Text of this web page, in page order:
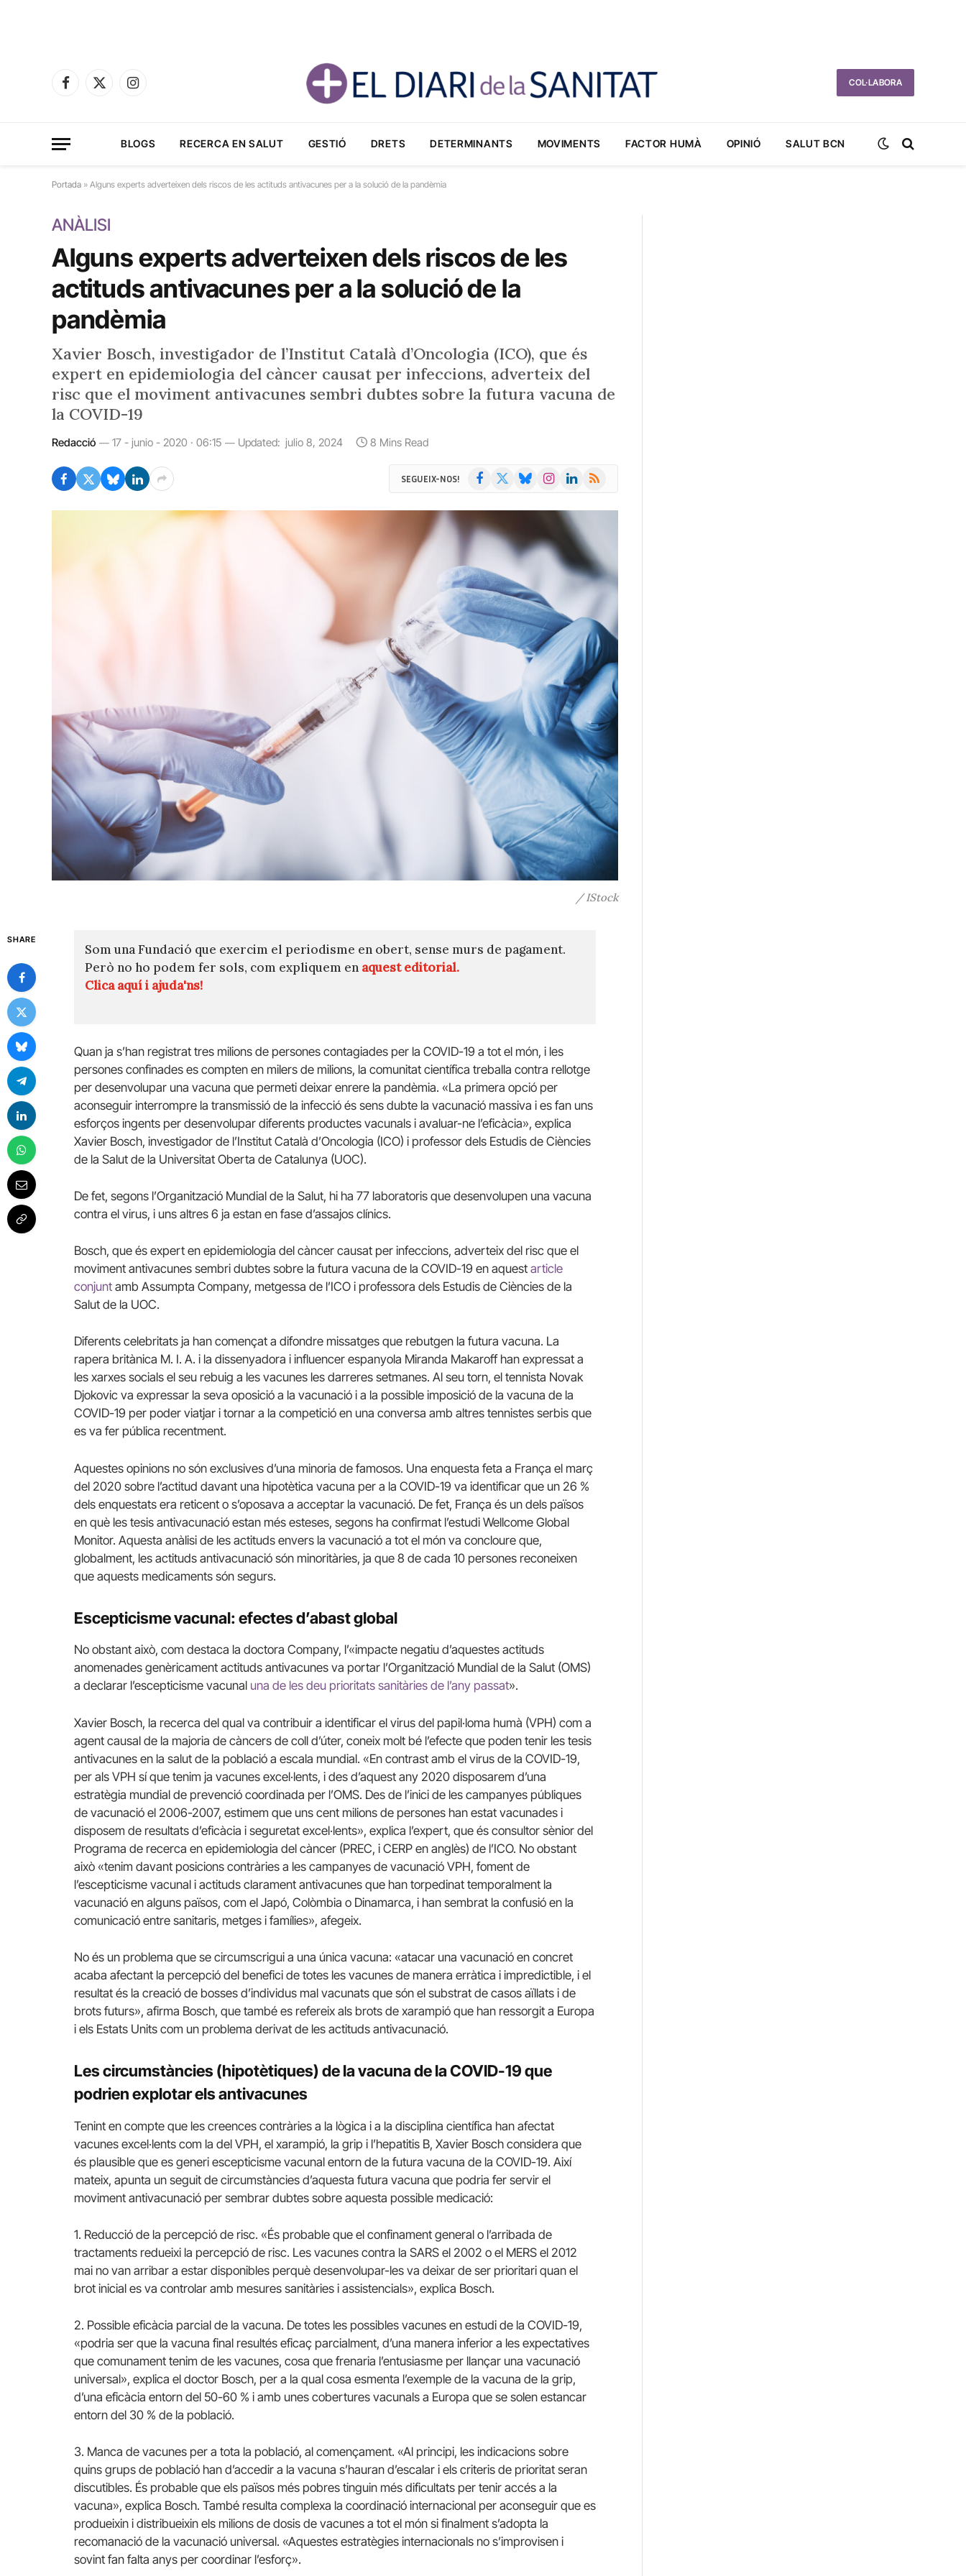
Facebook
X
Instagram
COL·LABORA
BLOGS RECERCA EN SALUT GESTIÓ DRETS DETERMINANTS MOVIMENTS FACTOR HUMÀ OPINIÓ SALUT BCN
Portada » Alguns experts adverteixen dels riscos de les actituds antivacunes per a la solució de la pandèmia
ANÀLISI
Alguns experts adverteixen dels riscos de les
actituds antivacunes per a la solució de la
pandèmia
Xavier Bosch, investigador de l’Institut Català d’Oncologia (ICO), que és
expert en epidemiologia del càncer causat per infeccions, adverteix del
risc que el moviment antivacunes sembri dubtes sobre la futura vacuna de
la COVID-19
Redacció 17 - junio - 2020 · 06:15 Updated: julio 8, 2024 8 Mins Read
SEGUEIX-NOS! Facebook BlueskyInstagramLinkedIn
RSS
/ IStock
SHARE
Som una Fundació que exercim el periodisme en obert, sense murs de pagament.
Però no ho podem fer sols, com expliquem en aquest editorial.
Clica aquí i ajuda'ns!
Quan ja s’han registrat tres milions de persones contagiades per la COVID-19 a tot el món, i les
persones confinades es compten en milers de milions, la comunitat científica treballa contra rellotge
per desenvolupar una vacuna que permeti deixar enrere la pandèmia. «La primera opció per
aconseguir interrompre la transmissió de la infecció és sens dubte la vacunació massiva i es fan uns
esforços ingents per desenvolupar diferents productes vacunals i avaluar-ne l’eficàcia», explica
Xavier Bosch, investigador de l’Institut Català d’Oncologia (ICO) i professor dels Estudis de Ciències
de la Salut de la Universitat Oberta de Catalunya (UOC).
De fet, segons l’Organització Mundial de la Salut, hi ha 77 laboratoris que desenvolupen una vacuna
contra el virus, i uns altres 6 ja estan en fase d’assajos clínics.
Bosch, que és expert en epidemiologia del càncer causat per infeccions, adverteix del risc que el
moviment antivacunes sembri dubtes sobre la futura vacuna de la COVID-19 en aquest article
conjunt amb Assumpta Company, metgessa de l’ICO i professora dels Estudis de Ciències de la
Salut de la UOC.
Diferents celebritats ja han començat a difondre missatges que rebutgen la futura vacuna. La
rapera britànica M. I. A. i la dissenyadora i influencer espanyola Miranda Makaroff han expressat a
les xarxes socials el seu rebuig a les vacunes les darreres setmanes. Al seu torn, el tennista Novak
Djokovic va expressar la seva oposició a la vacunació i a la possible imposició de la vacuna de la
COVID-19 per poder viatjar i tornar a la competició en una conversa amb altres tennistes serbis que
es va fer pública recentment.
Aquestes opinions no són exclusives d’una minoria de famosos. Una enquesta feta a França el març
del 2020 sobre l’actitud davant una hipotètica vacuna per a la COVID-19 va identificar que un 26 %
dels enquestats era reticent o s’oposava a acceptar la vacunació. De fet, França és un dels països
en què les tesis antivacunació estan més esteses, segons ha confirmat l’estudi Wellcome Global
Monitor. Aquesta anàlisi de les actituds envers la vacunació a tot el món va concloure que,
globalment, les actituds antivacunació són minoritàries, ja que 8 de cada 10 persones reconeixen
que aquests medicaments són segurs.
Escepticisme vacunal: efectes d’abast global
No obstant això, com destaca la doctora Company, l’«impacte negatiu d’aquestes actituds
anomenades genèricament actituds antivacunes va portar l’Organització Mundial de la Salut (OMS)
a declarar l’escepticisme vacunal una de les deu prioritats sanitàries de l’any passat».
Xavier Bosch, la recerca del qual va contribuir a identificar el virus del papil·loma humà (VPH) com a
agent causal de la majoria de càncers de coll d’úter, coneix molt bé l’efecte que poden tenir les tesis
antivacunes en la salut de la població a escala mundial. «En contrast amb el virus de la COVID-19,
per als VPH sí que tenim ja vacunes excel·lents, i des d’aquest any 2020 disposarem d’una
estratègia mundial de prevenció coordinada per l’OMS. Des de l’inici de les campanyes públiques
de vacunació el 2006-2007, estimem que uns cent milions de persones han estat vacunades i
disposem de resultats d’eficàcia i seguretat excel·lents», explica l’expert, que és consultor sènior del
Programa de recerca en epidemiologia del càncer (PREC, i CERP en anglès) de l’ICO. No obstant
això «tenim davant posicions contràries a les campanyes de vacunació VPH, foment de
l’escepticisme vacunal i actituds clarament antivacunes que han torpedinat temporalment la
vacunació en alguns països, com el Japó, Colòmbia o Dinamarca, i han sembrat la confusió en la
comunicació entre sanitaris, metges i famílies», afegeix.
No és un problema que se circumscrigui a una única vacuna: «atacar una vacunació en concret
acaba afectant la percepció del benefici de totes les vacunes de manera erràtica i impredictible, i el
resultat és la creació de bosses d’individus mal vacunats que són el substrat de casos aïllats i de
brots futurs», afirma Bosch, que també es refereix als brots de xarampió que han ressorgit a Europa
i els Estats Units com un problema derivat de les actituds antivacunació.
Les circumstàncies (hipotètiques) de la vacuna de la COVID-19 que
podrien explotar els antivacunes
Tenint en compte que les creences contràries a la lògica i a la disciplina científica han afectat
vacunes excel·lents com la del VPH, el xarampió, la grip i l’hepatitis B, Xavier Bosch considera que
és plausible que es generi escepticisme vacunal entorn de la futura vacuna de la COVID-19. Així
mateix, apunta un seguit de circumstàncies d’aquesta futura vacuna que podria fer servir el
moviment antivacunació per sembrar dubtes sobre aquesta possible medicació:
1. Reducció de la percepció de risc. «És probable que el confinament general o l’arribada de
tractaments redueixi la percepció de risc. Les vacunes contra la SARS el 2002 o el MERS el 2012
mai no van arribar a estar disponibles perquè desenvolupar-les va deixar de ser prioritari quan el
brot inicial es va controlar amb mesures sanitàries i assistencials», explica Bosch.
2. Possible eficàcia parcial de la vacuna. De totes les possibles vacunes en estudi de la COVID-19,
«podria ser que la vacuna final resultés eficaç parcialment, d’una manera inferior a les expectatives
que comunament tenim de les vacunes, cosa que frenaria l’entusiasme per llançar una vacunació
universal», explica el doctor Bosch, per a la qual cosa esmenta l’exemple de la vacuna de la grip,
d’una eficàcia entorn del 50-60 % i amb unes cobertures vacunals a Europa que se solen estancar
entorn del 30 % de la població.
3. Manca de vacunes per a tota la població, al començament. «Al principi, les indicacions sobre
quins grups de població han d’accedir a la vacuna s’hauran d’escalar i els criteris de prioritat seran
discutibles. És probable que els països més pobres tinguin més dificultats per tenir accés a la
vacuna», explica Bosch. També resulta complexa la coordinació internacional per aconseguir que es
produeixin i distribueixin els milions de dosis de vacunes a tot el món si finalment s’adopta la
recomanació de la vacunació universal. «Aquestes estratègies internacionals no s’improvisen i
sovint fan falta anys per coordinar l’esforç».